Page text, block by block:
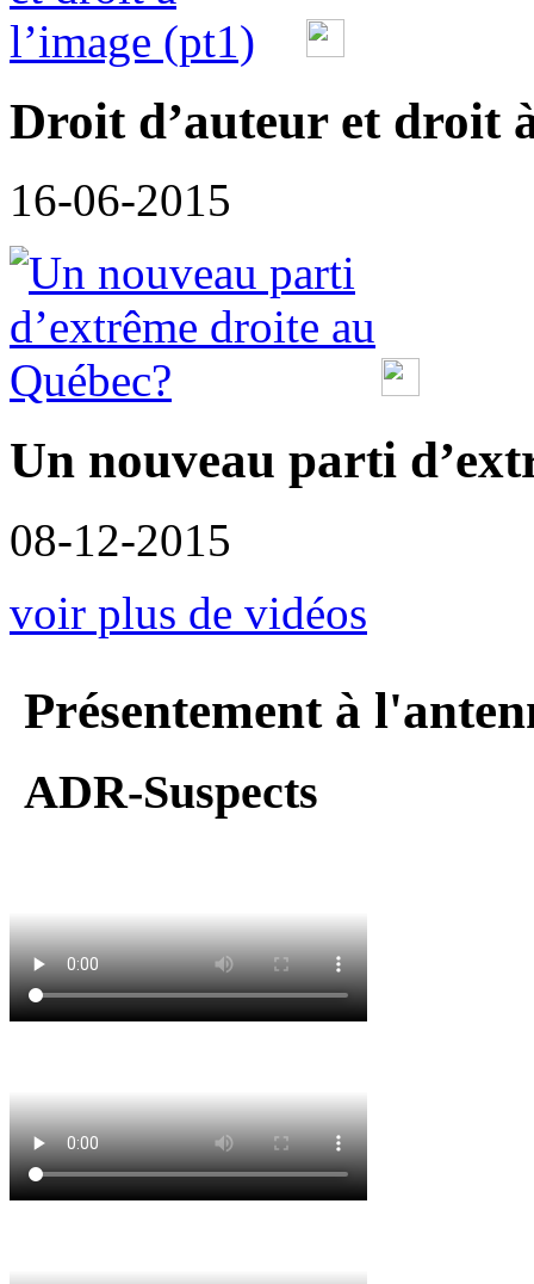
Droit d’auteur et droit
16-06-2015
Un nouveau parti
08-12-2015
voir plus de vidéos
Présentement à
ADR-Suspects